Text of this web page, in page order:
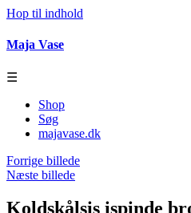
Hop til indhold
Maja Vase
☰
Shop
Søg
majavase.dk
Forrige billede
Næste billede
Koldskålsis ispinde